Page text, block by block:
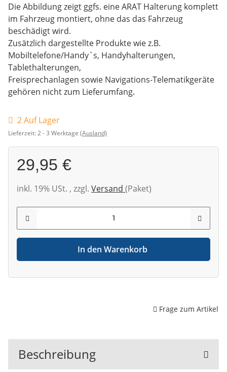
Die Abbildung zeigt ggfs. eine ARAT Halterung komplett
im Fahrzeug montiert, ohne das das Fahrzeug
beschädigt wird.
Zusätzlich dargestellte Produkte wie z.B.
Mobiltelefone/Handy`s, Handyhalterungen,
Tablethalterungen,
Freisprechanlagen sowie Navigations-Telematikgeräte
gehören nicht zum Lieferumfang.
2 Auf Lager
Lieferzeit:2 - 3 Werktage (Ausland)
29,95 €
inkl. 19% USt. , zzgl. Versand (Paket)
In den Warenkorb
Frage zum Artikel
Beschreibung